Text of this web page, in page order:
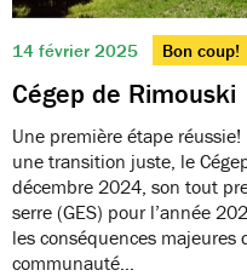
14 février 2025 Bon coup!
Cégep de
Une première étape
une transition juste, le
décembre 2024, son tout
serre (GES) pour l’année
les conséquences majeures
communauté…